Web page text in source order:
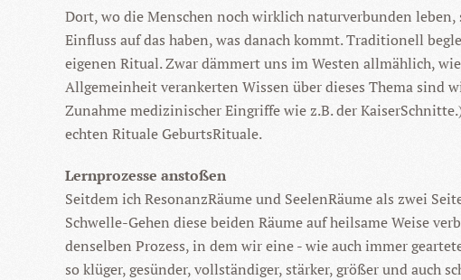
Dort, wo die Menschen noch wirklich naturverbunden
Einfluss auf das haben, was danach kommt. Traditionell
eigenen Ritual. Zwar dämmert uns im Westen allmählich,
Allgemeinheit verankerten Wissen über dieses Thema sind
Zunahme medizinischer Eingriffe wie z.B. der
echten Rituale GeburtsRituale.
Lernprozesse anstoßen
Seitdem ich ResonanzRäume und SeelenRäume als zwei
Schwelle-Gehen diese beiden Räume auf heilsame Weise
denselben Prozess, in dem wir eine - wie auch immer
so klüger, gesünder, vollständiger, stärker, größer und auch